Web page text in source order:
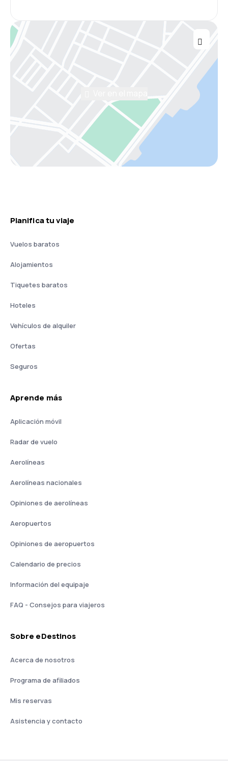
Planifica tu viaje
Vuelos baratos
Alojamientos
Tiquetes baratos
Hoteles
Vehículos de alquiler
Ofertas
Seguros
Aprende más
Aplicación móvil
Radar de vuelo
Aerolíneas
Aerolíneas nacionales
Opiniones de aerolíneas
Aeropuertos
Opiniones de aeropuertos
Calendario de precios
Información del equipaje
FAQ - Consejos para viajeros
Sobre eDestinos
Acerca de nosotros
Programa de afiliados
Mis reservas
Asistencia y contacto